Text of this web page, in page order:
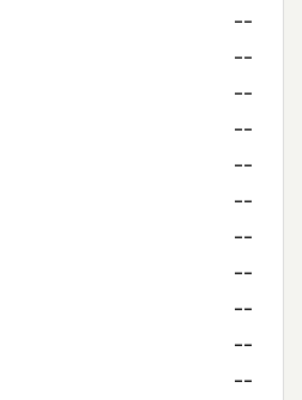
--
--
--
--
--
--
--
--
--
--
--